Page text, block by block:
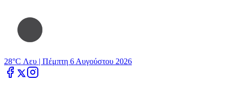
28°C Λευ | Πέμπτη 6 Αυγούστου 2026